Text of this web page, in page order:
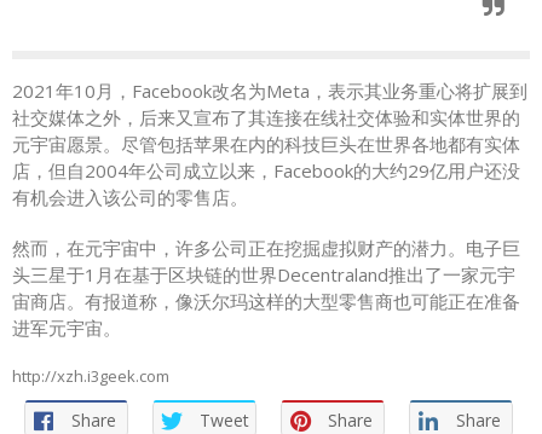
2021年10月，Facebook改名为Meta，表示其业务重心将扩展到
社交媒体之外，后来又宣布了其连接在线社交体验和实体世界的
元宇宙愿景。尽管包括苹果在内的科技巨头在世界各地都有实体
店，但自2004年公司成立以来，Facebook的大约29亿用户还没
有机会进入该公司的零售店。
然而，在元宇宙中，许多公司正在挖掘虚拟财产的潜力。电子巨
头三星于1月在基于区块链的世界Decentraland推出了一家元宇
宙商店。有报道称，像沃尔玛这样的大型零售商也可能正在准备
进军元宇宙。
http://xzh.i3geek.com
Share Tweet Share Share